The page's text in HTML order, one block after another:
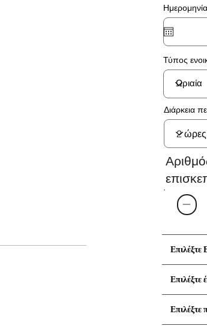
Τύπος
Διάρκεια
Επιλέξτε
Επιλέξτε
Επιλέξτε